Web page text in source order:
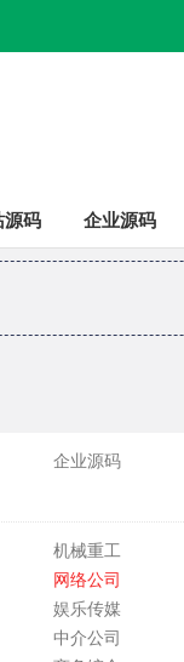
源码
企业源码
企业源码
机械重工
网络公司
娱乐传媒
中介公司